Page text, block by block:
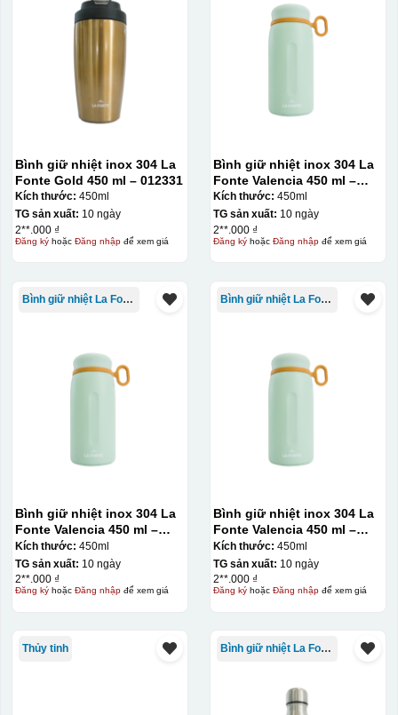
Bình giữ nhiệt inox 304 La
Fonte Gold 450 ml – 012331
Kích thước: 450ml
TG sản xuất: 10 ngày
2**.000 ₫
Đăng kýhoặc Đăng nhậpđể xem giá
Bình giữ nhiệt inox 304 La
Fonte Valencia 450 ml –
012355
Kích thước: 450ml
TG sản xuất: 10 ngày
2**.000 ₫
Đăng kýhoặc Đăng nhậpđể xem giá
Bình giữ nhiệt La Fonte
Bình giữ nhiệt inox 304 La
Fonte Valencia 450 ml –
012355
Kích thước: 450ml
TG sản xuất: 10 ngày
2**.000 ₫
Đăng kýhoặc Đăng nhậpđể xem giá
Bình giữ nhiệt La Fonte
Bình giữ nhiệt inox 304 La
Fonte Valencia 450 ml –
012355
Kích thước: 450ml
TG sản xuất: 10 ngày
2**.000 ₫
Đăng kýhoặc Đăng nhậpđể xem giá
Thủy tinh Bình giữ nhiệt La Fonte